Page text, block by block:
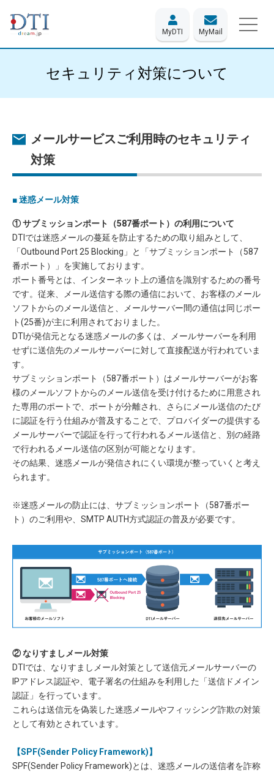
MyDTI MyMail
セキュリティ対策について
メールサービスご利用時のセキュリティ
対策
■ 迷惑メール対策
① サブミッションポート（587番ポート）の利用について
DTIでは迷惑メールの蔓延を防止するための取り組みとして、
「Outbound Port 25 Blocking」と「サブミッションポート（587
番ポート）」を実施しております。
ポート番号とは、インターネット上の通信を識別するための番号
です。従来、メール送信する際の通信において、お客様のメール
ソフトからのメール送信と、メールサーバー間の通信は同じポー
ト(25番)が主に利用されておりました。
DTIが発信元となる迷惑メールの多くは、メールサーバーを利用
せずに送信先のメールサーバーに対して直接配送が行われていま
す。
サブミッションポート（587番ポート）はメールサーバーがお客
様のメールソフトからのメール送信を受け付けるために用意され
た専用のポートで、ポートが分離され、さらにメール送信のたび
に認証を行う仕組みが普及することで、プロバイダーの提供する
メールサーバーで認証を行って行われるメール送信と、別の経路
で行われるメール送信の区別が可能となります。
その結果、迷惑メールが発信されにくい環境が整っていくと考え
られます。
※迷惑メールの防止には、サブミッションポート（587番ポー
ト）のご利用や、SMTP AUTH方式認証の普及が必要です。
② なりすましメール対策
DTIでは、なりすましメール対策として送信元メールサーバーの
IPアドレス認証や、電子署名の仕組みを利用した「送信ドメイン
認証」を行っています。
これらは送信元を偽装した迷惑メールやフィッシング詐欺の対策
として有効とされています。
【SPF(Sender Policy Framework)】
SPF(Sender Policy Framework)とは、迷惑メールの送信者を詐称